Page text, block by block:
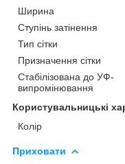
Ширина
Ступінь затінення
Тип сітки
Призначення сітки
Стабілізована до УФ-
випромінювання
Користувальницькі
Колір
Приховати